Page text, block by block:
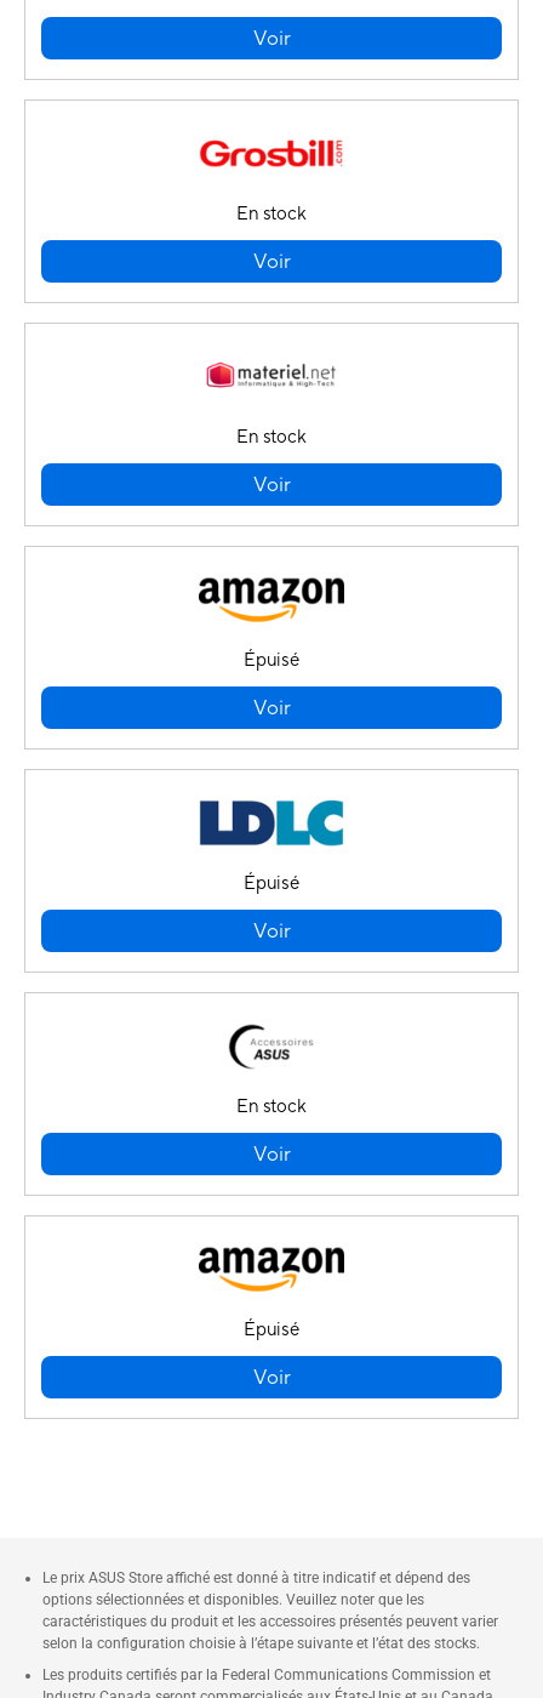
Voir
En stock
Voir
En stock
Voir
Épuisé
Voir
Épuisé
Voir
En stock
Voir
Épuisé
Voir
Le prix ASUS Store affiché est donné à titre indicatif et dépend des
options sélectionnées et disponibles. Veuillez noter que les
caractéristiques du produit et les accessoires présentés peuvent varier
selon la configuration choisie à l’étape suivante et l’état des stocks.
Les produits certifiés par la Federal Communications Commission et